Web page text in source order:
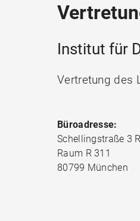
Institut für
Vertretung des
Büroadresse:
Schellingstraße 3
Raum R 311
80799 München